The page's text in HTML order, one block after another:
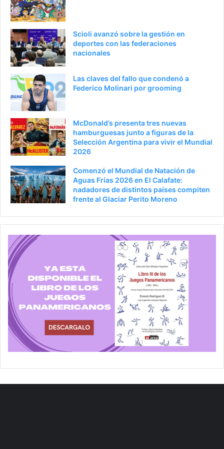
Scioli avanzó sobre la gestión en
deportes con las federaciones
nacionales
Las claves del fallo que condenó a
Federico Molinari por grooming
McDonald’s presenta tres nuevas
hamburguesas junto a figuras de la
Selección Argentina para vivir el Mundial
2026
Comenzó el Mundial de Natación de
Aguas Frías 2026 en El Calafate:
nadadores de distintos países compiten
frente al Glaciar Perito Moreno